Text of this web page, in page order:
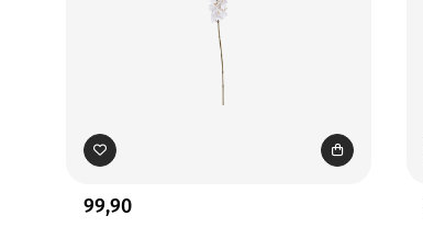
99,90